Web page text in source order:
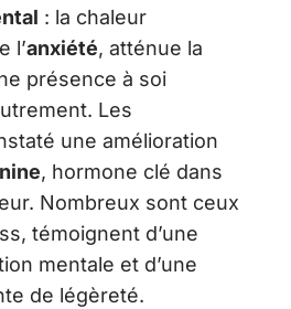
: la chaleur
l’anxiété, atténue la
présence à soi
Les
une amélioration
, hormone clé dans
Nombreux sont ceux
témoignent d’une
mentale et d’une
de légèreté.